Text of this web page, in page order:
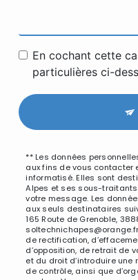
En cochant cette
particulières ci-
** Les données
aux fins de vous contacter
informatisé. Elles sont
Alpes et ses sous-
votre message. Les
aux seuls destinataires
165 Route de Grenoble,
de rectification,
d’opposition, de retrait de
et du droit d’introduire
de contrôle, ainsi que